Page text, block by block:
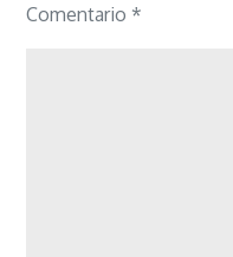
Comentario *